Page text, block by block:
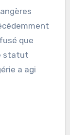
que
statut
a agi